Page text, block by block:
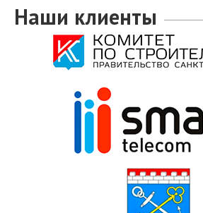
Наши клиенты